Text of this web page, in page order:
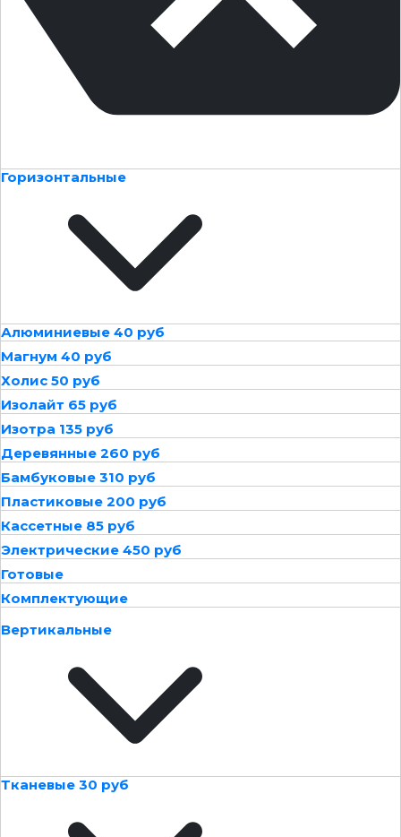
Горизонтальные
Алюминиевые 40 руб
Магнум 40 руб
Холис 50 руб
Изолайт 65 руб
Изотра 135 руб
Деревянные 260 руб
Бамбуковые 310 руб
Пластиковые 200 руб
Кассетные 85 руб
Электрические 450 руб
Готовые
Комплектующие
Вертикальные
Тканевые 30 руб